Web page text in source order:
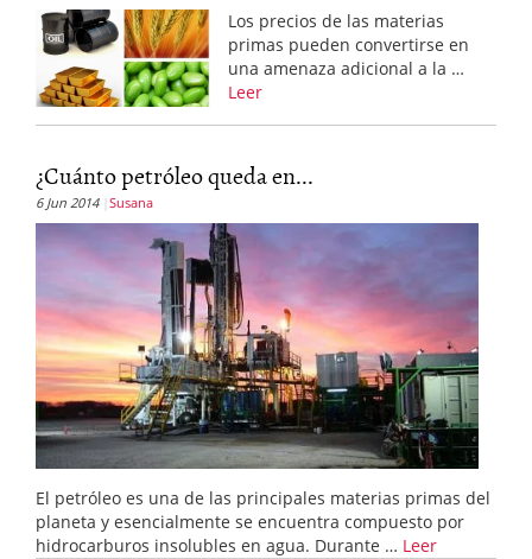
Los precios de las materias
primas pueden convertirse en
una amenaza adicional a la …
Leer
¿Cuánto petróleo queda en...
6 Jun 2014 Susana
El petróleo es una de las principales materias primas del
planeta y esencialmente se encuentra compuesto por
hidrocarburos insolubles en agua. Durante … Leer